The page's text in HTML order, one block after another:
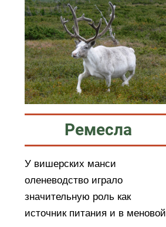
Ремесла
У вишерских манси
оленеводство играло
значительную роль как
источник питания и в меновой